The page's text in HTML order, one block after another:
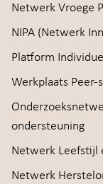
Netwerk Vroege
NIPA (Netwerk
Platform
Werkplaats Peer-
ondersteuning
Netwerk Leefstijl
Netwerk